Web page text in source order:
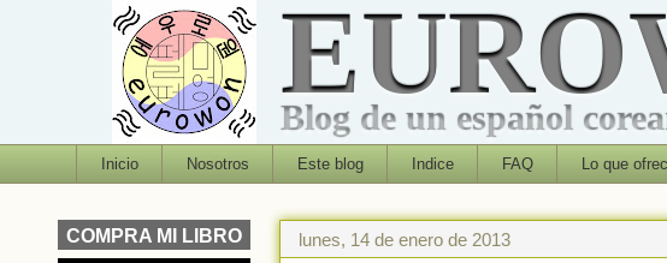
Blog de un español
Inicio Nosotros Este blog Indice FAQ Lo que
lunes, 14 de enero de 2013
COMPRA MI LIBRO